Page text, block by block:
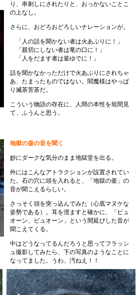
り、串刺しにされたりと、おっかないことこ
の上なし。
さらに、おどろおどろしいナレーションが。
「人の話を聞かない者は火あぶりに！」
「親切にしない者は竜の口に！」
「人をだます者は釜ゆでに！」
話を聞かなかっただけで火あぶりにされちゃ
あ、たまったものではない。閻魔様はやっぱ
り滅茶苦茶だ。
こういう物語の存在に、人間の本性を垣間見
て、ふうんと思う。
地獄の釜の音を聞く
妙にダークな気分のまま地獄堂を出る。
外にはこんなアトラクションが設置されてい
た。石の穴に頭を入れると、「地獄の釜」の
音が聞こえるらしい。
さっそく頭を突っ込んでみた（心底マヌケな
姿勢である）。耳を澄ますと確かに、「ビュ
オーン、ビュオーン」という間延びした音が
聞こえてくる。
中はどうなってるんだろうと思ってフラッシ
ュ撮影してみたら、下の写真のようなことに
なってました。うわ、汚ねえ！！